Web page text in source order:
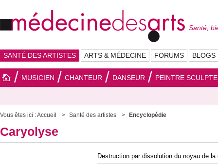
Santé,
SANTÉ DES ARTISTES ARTS & MÉDECINE FORUMS BLOGS
MUSICIEN CHANTEUR DANSEUR PEINTRE
Vous êtes ici :Accueil Santé des artistes Encyclopédie
Caryolyse
Destruction par dissolution du noyau de